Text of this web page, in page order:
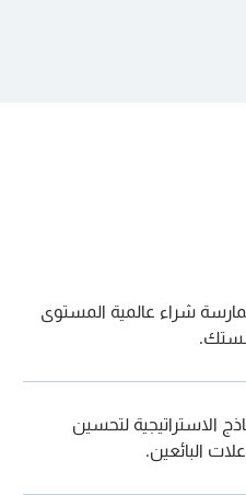
شراء عالمية المستوى
الاستراتيجية لتحسين
البائعين.